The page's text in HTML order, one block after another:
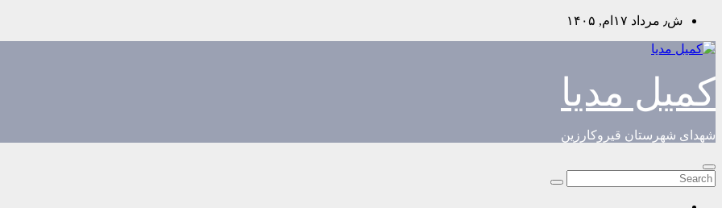
Skip
content
ش٫ مرداد ۱۷ام, ۱۴۰۵
کمیل مدیا
شهدای شهرستان قیروکارزین